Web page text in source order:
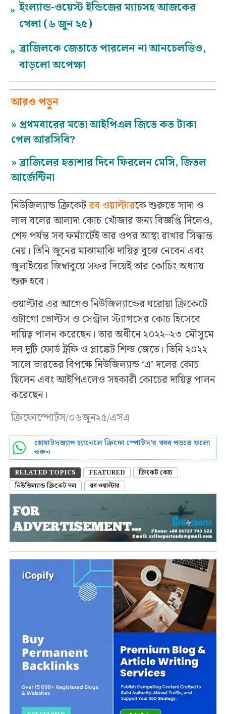
» ইংল্যান্ড-ওয়েস্ট ইন্ডিজের ম্যাচসহ আজকের
খেলা (৬ জুন ২৫)
» ব্রাজিলকে জেতাতে পারলেন না আনচেলত্তিও,
বাড়লো অপেক্ষা
আরও পড়ুন
» প্রথমবারের মতো আইপিএল জিতে কত টাকা
পেল আরসিবি?
»ব্রাজিলের হতাশার দিনে ফিরলেন মেসি, জিতল
আর্জেন্টিনা
নিউজিল্যান্ড ক্রিকেটরব ওয়াল্টারকে শুরুতে সাদা ও
লাল বলের আলাদা কোচ খোঁজার জন্য বিজ্ঞপ্তি দিলেও,
শেষ পর্যন্ত সব ফর্ম্যাটেই তার ওপর আস্থা রাখার সিদ্ধান্ত
নেয়। তিনি জুনের মাঝামাঝি দায়িত্ব বুঝে নেবেন এবং
জুলাইয়ের জিম্বাবুয়ে সফর দিয়েই তার কোচিং অধ্যায়
শুরু হবে।
ওয়াল্টার এর আগেও নিউজিল্যান্ডের ঘরোয়া ক্রিকেটে
ওটাগো ভোল্টস ও সেন্ট্রাল স্ট্যাগসের কোচ হিসেবে
দায়িত্ব পালন করেছেন। তার অধীনে ২০২২–২৩ মৌসুমে
দল দুটি ফোর্ড ট্রফি ও প্লাঙ্কেট শিল্ড জেতে। তিনি ২০২২
সালে ভারতের বিপক্ষে নিউজিল্যান্ড ‘এ’ দলের কোচ
ছিলেন এবং আইপিএলেও সহকারী কোচের দায়িত্ব পালন
করেছেন।
ক্রিফোস্পোর্টস/০৬জুন২৫/এসএ
হোয়াটসঅ্যাপ চ্যানেলে ক্রিফো স্পোর্টস’র খবর পড়তে ফলো
করুন
RELATED TOPICS FEATURED
ক্রিকেট কোচ
নিউজিল্যান্ড ক্রিকেট দল
রব ওয়াল্টার